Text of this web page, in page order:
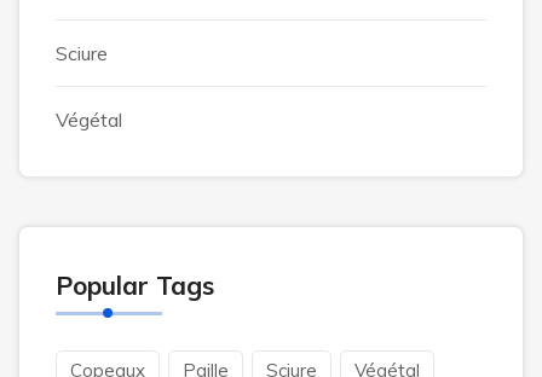
Sciure
Végétal
Popular Tags
Copeaux Paille Sciure Végétal